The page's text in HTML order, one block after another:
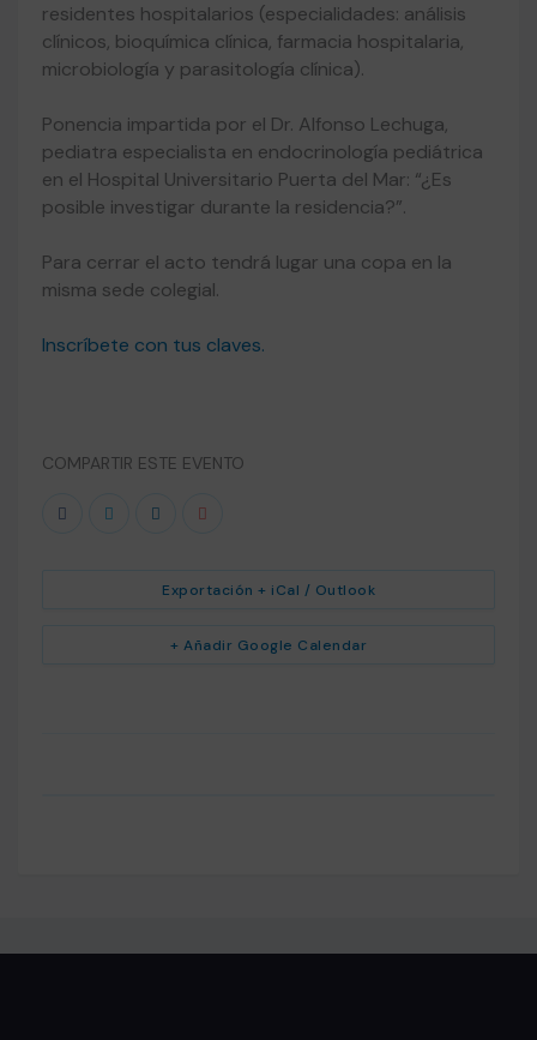
residentes hospitalarios (especialidades: análisis
clínicos, bioquímica clínica, farmacia hospitalaria,
microbiología y parasitología clínica).
Ponencia impartida por el Dr. Alfonso Lechuga,
pediatra especialista en endocrinología pediátrica
en el Hospital Universitario Puerta del Mar: “¿Es
posible investigar durante la residencia?”.
Para cerrar el acto tendrá lugar una copa en la
misma sede colegial.
Inscríbete con tus claves.
COMPARTIR ESTE EVENTO
+ Añadir Google Calendar
Exportación + iCal / Outlook